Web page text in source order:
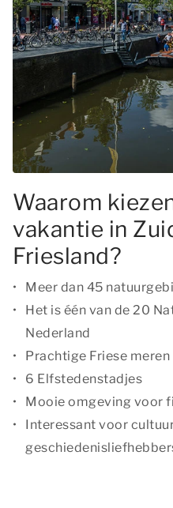
Waarom
vakantie in
Friesland?
Meer dan 45
Het is één van de 20
Nederland
Prachtige Friese meren
6 Elfstedenstadjes
Mooie omgeving voor
Interessant voor